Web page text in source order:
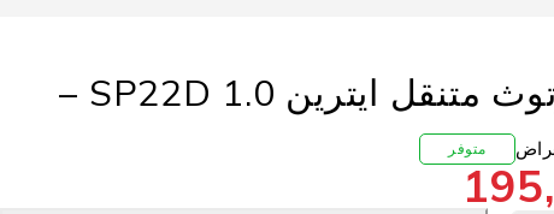
سبيكر بلوتوث متنقل ايترين SP22D 1.0 –
متوفر